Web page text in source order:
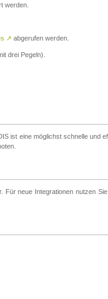
werden.
↗ abgerufen werden.
drei Pegeln).
ist eine möglichst schnelle und
Für neue Integrationen nutzen